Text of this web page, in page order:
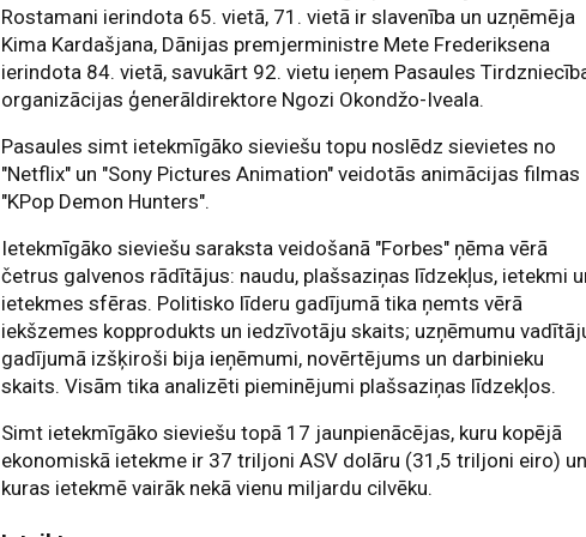
Rostamani ierindota 65. vietā, 71. vietā ir slavenība un uzņēmēja
Kima Kardašjana, Dānijas premjerministre Mete Frederiksena
ierindota 84. vietā, savukārt 92. vietu ieņem Pasaules
organizācijas ģenerāldirektore Ngozi Okondžo-Iveala.
Pasaules simt ietekmīgāko sieviešu topu noslēdz sievietes no
"Netflix" un "Sony Pictures Animation" veidotās animācijas filmas
"KPop Demon Hunters".
Ietekmīgāko sieviešu saraksta veidošanā "Forbes" ņēma vērā
četrus galvenos rādītājus: naudu, plašsaziņas līdzekļus, ietekmi
ietekmes sfēras. Politisko līderu gadījumā tika ņemts vērā
iekšzemes kopprodukts un iedzīvotāju skaits; uzņēmumu
gadījumā izšķiroši bija ieņēmumi, novērtējums un darbinieku
skaits. Visām tika analizēti pieminējumi plašsaziņas līdzekļos.
Simt ietekmīgāko sieviešu topā 17 jaunpienācējas, kuru kopējā
ekonomiskā ietekme ir 37 triljoni ASV dolāru (31,5 triljoni eiro) un
kuras ietekmē vairāk nekā vienu miljardu cilvēku.